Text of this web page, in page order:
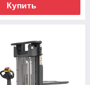
Купить